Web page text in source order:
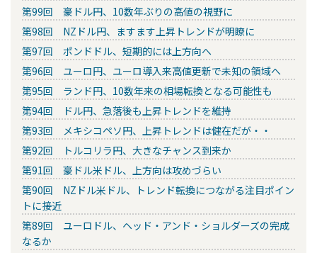
第99回 豪ドル円、10数年ぶりの高値の視野に
第98回 NZドル円、ますます上昇トレンドが明瞭に
第97回 ポンドドル、短期的には上方向へ
第96回 ユーロ円、ユーロ導入来高値更新で未知の領域へ
第95回 ランド円、10数年来の相場転換となる可能性も
第94回 ドル円、急落後も上昇トレンドを維持
第93回 メキシコペソ円、上昇トレンドは健在だが・・
第92回 トルコリラ円、大きなチャンス到来か
第91回 豪ドル米ドル、上方向は攻めづらい
第90回 NZドル米ドル、トレンド転換につながる注目ポイン
トに接近
第89回 ユーロドル、ヘッド・アンド・ショルダーズの完成
なるか